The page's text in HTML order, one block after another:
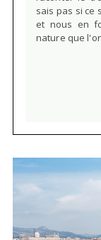
sais pas si ce
et nous en
nature que